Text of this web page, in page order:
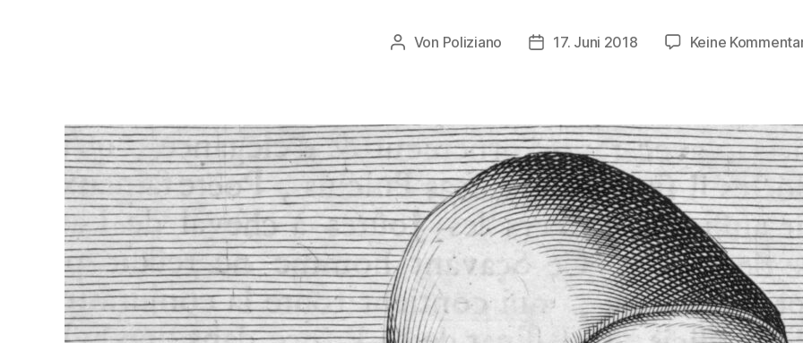
Beitragsautor
Von Poliziano Veröffentlichungsdatum
17. Juni 2018 Keine